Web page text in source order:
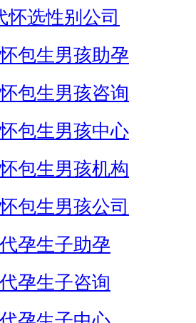
怀选性别公司
包生男孩助孕
包生男孩咨询
包生男孩中心
包生男孩机构
包生男孩公司
孕生子助孕
孕生子咨询